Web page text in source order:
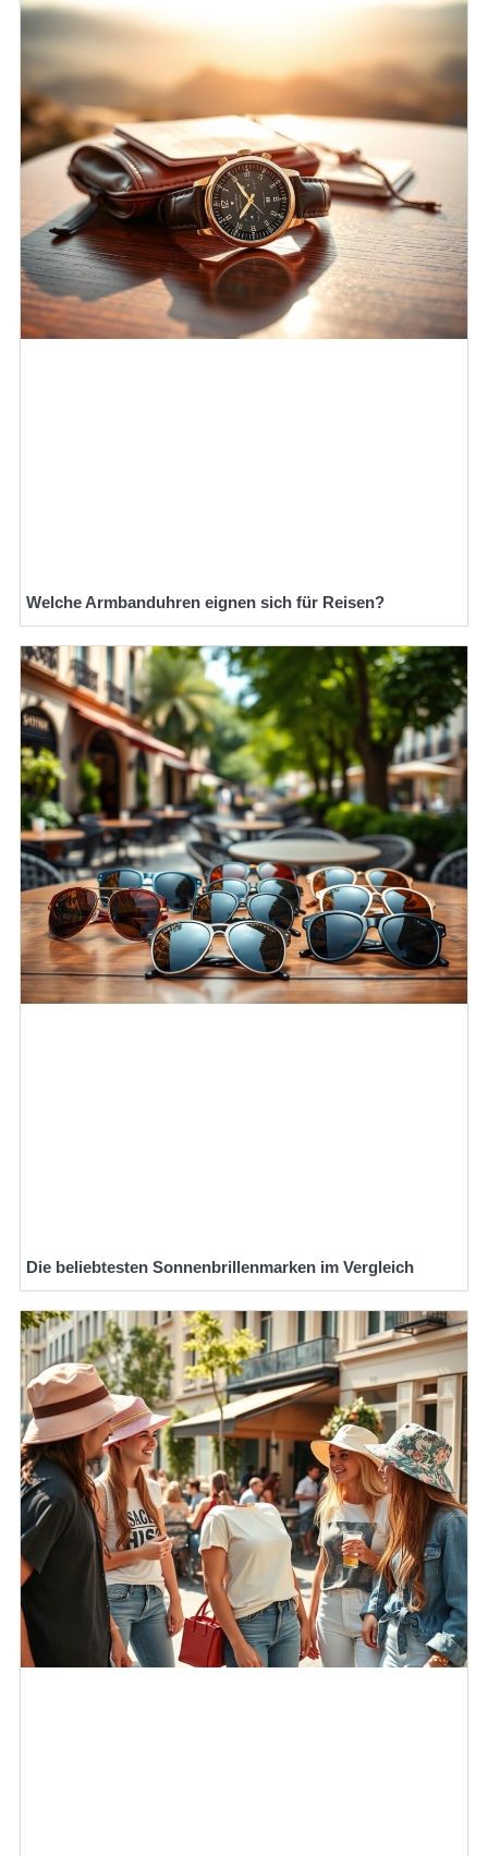
Welche Armbanduhren eignen sich für Reisen?
Die beliebtesten Sonnenbrillenmarken im Vergleich